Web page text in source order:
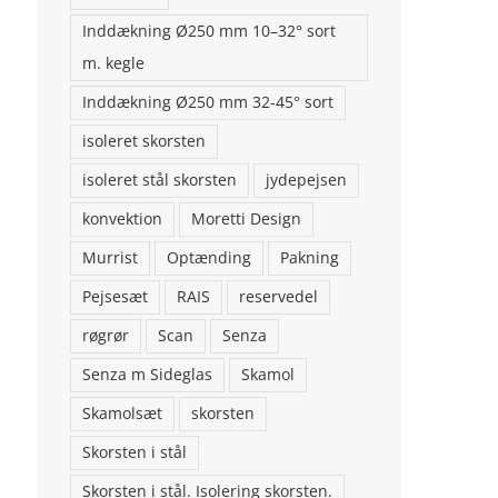
Inddækning Ø250 mm 10–32° sort
m. kegle
Inddækning Ø250 mm 32-45° sort
isoleret skorsten
isoleret stål skorsten
jydepejsen
konvektion
Moretti Design
Murrist
Optænding
Pakning
Pejsesæt
RAIS
reservedel
røgrør
Scan
Senza
Senza m Sideglas
Skamol
Skamolsæt
skorsten
Skorsten i stål
Skorsten i stål. Isolering skorsten.